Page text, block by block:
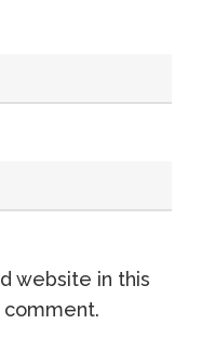
website in this